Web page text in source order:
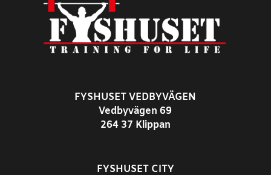
FYSHUSET VEDBYVÄGEN
Vedbyvägen 69
264 37 Klippan
FYSHUSET CITY